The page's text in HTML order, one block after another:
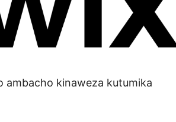
ambacho kinaweza kutumika